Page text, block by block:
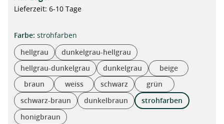
Lieferzeit: 6-10 Tage
Farbeauswählen
: strohfarben
hellgrau
dunkelgrau-hellgrau
hellgrau-dunkelgrau
dunkelgrau
beige
braun
weiss schwarz
grün
schwarz-braun
dunkelbraun
strohfarben
honigbraun